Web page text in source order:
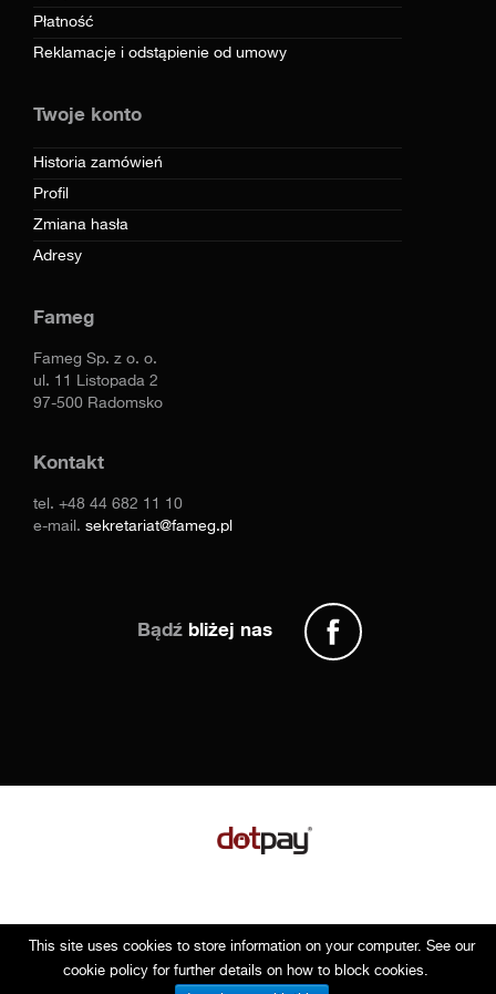
Płatność
Reklamacje i odstąpienie od umowy
Twoje konto
Historia zamówień
Profil
Zmiana hasła
Adresy
Fameg
Fameg Sp. z o. o.
ul. 11 Listopada 2
97-500 Radomsko
Kontakt
tel. +48 44 682 11 10
e-mail. sekretariat@fameg.pl
Bądź bliżej nas
Copyright © 2014 Fameg. Wszystkie prawa zastrzeżone
This site uses cookies to store information on your computer. See our
cookie policy for further details on how to block cookies.